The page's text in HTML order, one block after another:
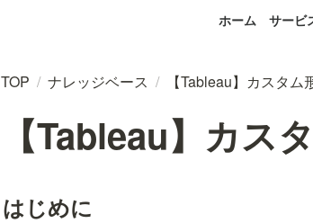
ホーム サービ
TOP / ナレッジベース / 【Tableau】カスタ
【Tableau】カス
はじめに